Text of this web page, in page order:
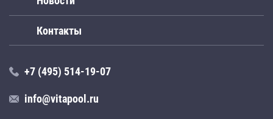
Контакты
+7 (495) 514-19-07
info@vitapool.ru